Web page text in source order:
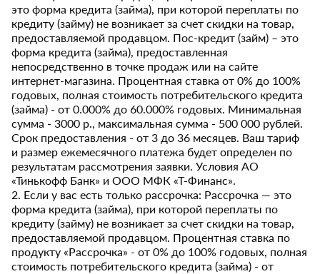
это форма кредита (займа), при которой переплаты по
кредиту (займу) не возникает за счет скидки на товар,
предоставляемой продавцом. Пос-кредит (займ) – это
форма кредита (займа), предоставленная
непосредственно в точке продаж или на сайте
интернет-магазина. Процентная ставка от 0% до 100%
годовых, полная стоимость потребительского кредита
(займа) - от 0.000% до 60.000% годовых. Минимальная
сумма - 3000 р., максимальная сумма - 500 000 рублей.
Срок предоставления - от 3 до 36 месяцев. Ваш тариф
и размер ежемесячного платежа будет определен по
результатам рассмотрения заявки. Условия АО
«Тинькофф Банк» и ООО МФК «Т-Финанс».
2. Если у вас есть только рассрочка: Рассрочка — это
форма кредита (займа), при которой переплаты по
кредиту (займу) не возникает за счет скидки на товар,
предоставляемой продавцом. Процентная ставка по
продукту «Рассрочка» - от 0% до 100% годовых, полная
стоимость потребительского кредита (займа) - от